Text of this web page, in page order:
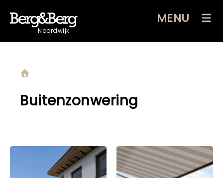
Noordwijk
MENU
Buitenzonwering